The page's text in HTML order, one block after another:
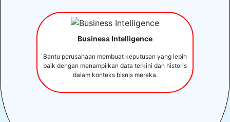
Business Intelligence
Bantu perusahaan membuat keputusan yang lebih
baik dengan menampilkan data terkini dan historis
dalam konteks bisnis mereka.